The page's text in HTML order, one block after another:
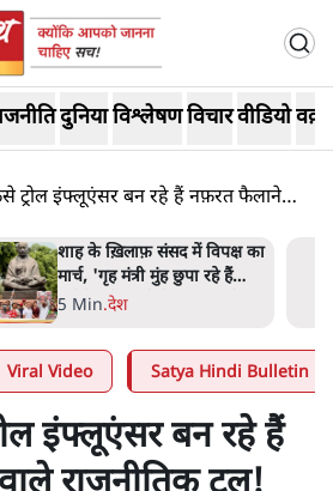
दुनियाविश्लेषणविचारवीडियो
ट्रोल इंफ्लूएंसर बन रहे हैं नफ़रत फैलाने
शाह के ख़िलाफ़ संसद में विपक्ष का
मार्च, 'गृह मंत्री मुंह छुपा रहे हैं
क्योंकि वो छात्रों के गुनहगार हैं'
5 Min.देश
Viral Video Satya Hindi Bulletin
इंफ्लूएंसर बन रहे हैं